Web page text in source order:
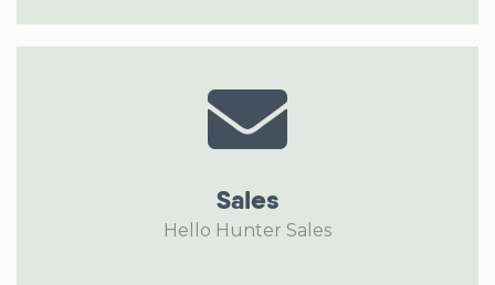
Sales
Hello Hunter Sales